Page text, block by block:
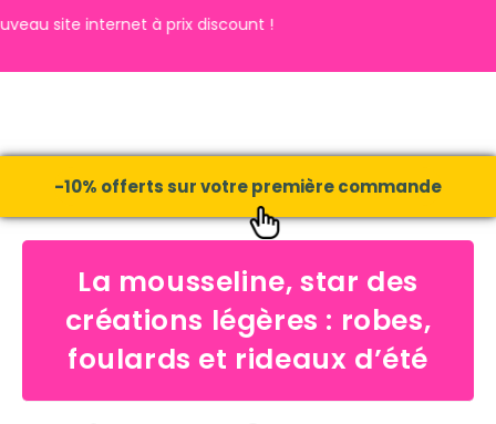
internet à prix discount !
-10% offerts sur votre première commande
La mousseline, star des
créations légères : robes,
foulards et rideaux d’été